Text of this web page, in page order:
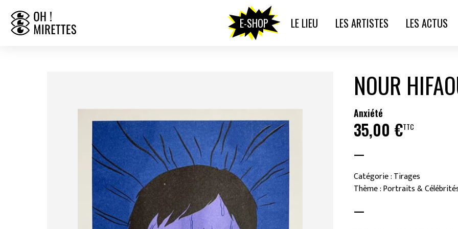
E-SHOP LE LIEU LES ARTISTES LES ACTUS
NOUR
Anxiété
35,00 €TTC
—
Catégorie : Tirages
Thème : Portraits &
—